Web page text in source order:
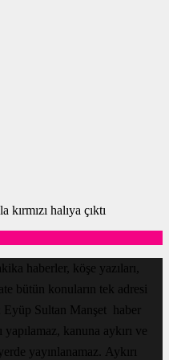
halıya çıktı
haberler, köşe yazıları,
bütün konuların tek adresi
Eyüp Sultan Manşet haber
kanuna aykırı ve
yayınlanamaz. Aykırı